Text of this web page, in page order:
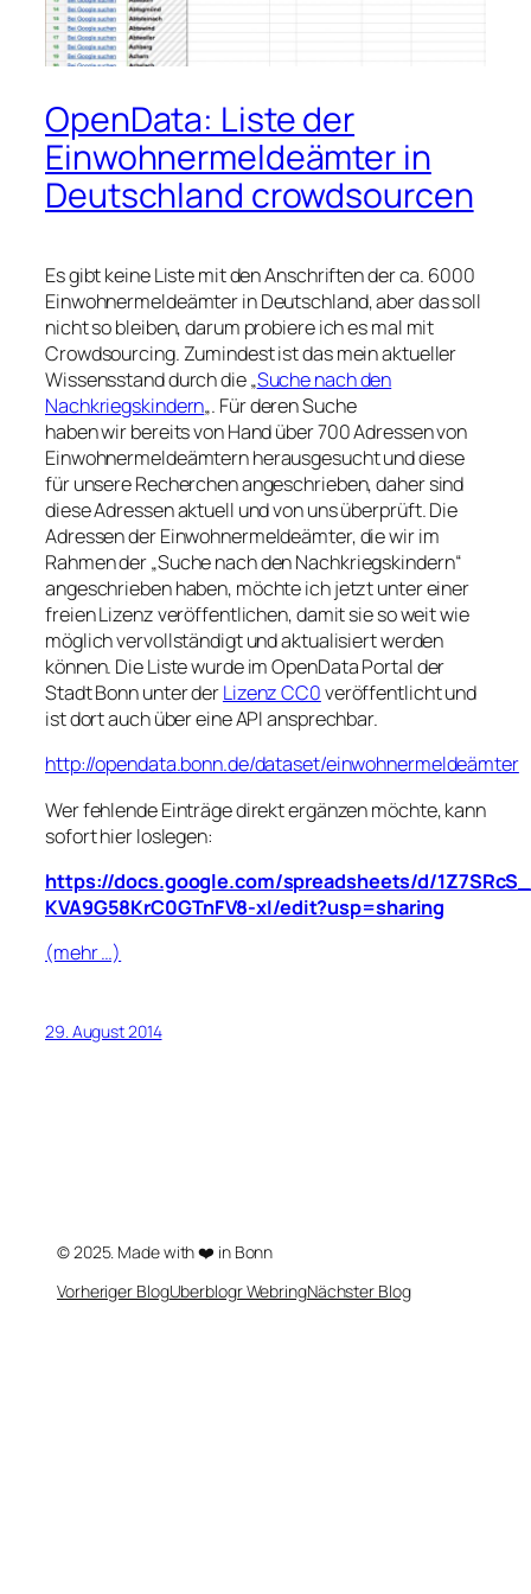
OpenData: Liste der
Einwohnermeldeämter in
Deutschland crowdsourcen
Es gibt keine Liste mit den Anschriften der ca. 6000
Einwohnermeldeämter in Deutschland, aber das soll
nicht so bleiben, darum probiere ich es mal mit
Crowdsourcing. Zumindest ist das mein aktueller
Wissensstand durch die „Suche nach den
Nachkriegskindern„. Für deren Suche
haben wir bereits von Hand über 700 Adressen von
Einwohnermeldeämtern herausgesucht und diese
für unsere Recherchen angeschrieben, daher sind
diese Adressen aktuell und von uns überprüft. Die
Adressen der Einwohnermeldeämter, die wir im
Rahmen der „Suche nach den Nachkriegskindern“
angeschrieben haben, möchte ich jetzt unter einer
freien Lizenz veröffentlichen, damit sie so weit wie
möglich vervollständigt und aktualisiert werden
können. Die Liste wurde im OpenData Portal der
Stadt Bonn unter derLizenz CC0veröffentlicht und
ist dort auch über eine API ansprechbar.
http://opendata.bonn.de/dataset/einwohnermeldeämter
Wer fehlende Einträge direkt ergänzen möchte, kann
sofort hier loslegen:
https://docs.google.com/spreadsheets/d/
KVA9G58KrC0GTnFV8-xI/edit?usp=sharing
(mehr …)
29. August 2014
© 2025. Made with ❤️ in Bonn
Vorheriger BlogUberblogr WebringNächster Blog